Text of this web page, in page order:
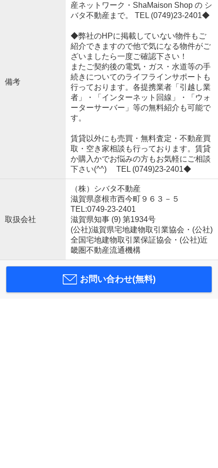
備考
産ネットワーク・ShaMaison Shop の シ
バタ不動産まで。 TEL (0749)23-2401◆
◆弊社のHPに掲載していない物件もご
紹介できますので他で気になる物件がご
ざいましたら一度ご確認下さい！
またご契約後の電気・ガス・水道等の手
続きについてのライフラインサポートも
行っております。各提携業者「引越し業
者」・「インターネット回線」・「ウォ
ーターサーバー」等の無料紹介も可能で
す。
賃貸以外にも売買・無料査定・不動産買
取・空き家相談も行っております。賃貸
か購入かでお悩みの方もお気軽にご相談
下さい(^^) TEL (0749)23-2401◆
取扱会社
（株）シバタ不動産
滋賀県彦根市西今町９６３－５
TEL:0749-23-2401
滋賀県知事 (9) 第1934号
(公社)滋賀県宅地建物取引業協会・(公社)
全国宅地建物取引業保証協会・(公社)近
畿圏不動産流通機構
お問い合わせ(無料)